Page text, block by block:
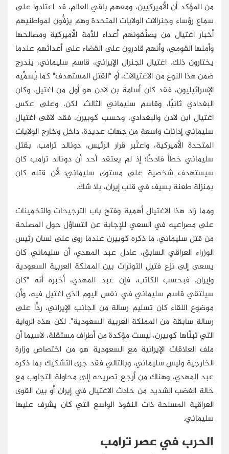
من المؤكد أن الأميركيين، ومعهم باقي العالم، قد اعتادوا على
سماع رؤساء وجنرالات الولايات المتحدة وهم يزفُّون لمواطنيهم
أخبار اغتيال من يصنِّفونهم أعداء للأمة الأميركية ومصالحها
وأمنها القومي، وأنهم قادرون على القضاء على أعدائهم عندما
يختارون ذلك. اغتيال الجنرال الإيراني، قاسم سليماني، يندرج
ضمن هذا النوع من الاغتيالات، أو "القتل المستهدف" كما يُسمِّيه
الإسرائيليون، فقد كان أسامة بن لادن هو أول من اغتيل، وكان
البغدادي ثانيًا، وقاسم سليماني الثالث. لكن، وعلى عكس
اغتيال ابن لادن والبغدادي، وحسب كوبيرن، فقد لاقى اغتيال
سليماني إدانات واسعة من جهات عديدة، داخل وخارج الولايات
المتحدة الأميركية، واعتُبر قرار الرئيس، دونالد ترامب، بقتل
سليماني خطأ فادحًا؛ إذ لم يعتقد أحد أن دونالد ترامب كان
سيستهدف شخصية على مستوى سليماني؛ لأن قتله كان
بمنزلة طعنة بسيف في قلب إيران، بلا شك.
ومما زاد هذا الاغتيال أهمية وفتح باب الترجيحات والتخمينات
على مصراعيه في السعي للإجابة عن التساؤل حول المصلحة
من قتل سليماني، ما ذكره كوبيرن عندما روى على لسان رئيس
الوزراء العراقي السابق، عادل عبد المهدي، أن سليماني كان
يسعى إلى نزع فتيل التوترات بين المملكة العربية السعودية
وإيران. فبحسب الكاتب، فإن عبد المهدي، أخبره أنه "كان
سيلتقي قاسم سليماني في نفس اليوم الذي اغتيل فيه، وأن
موضوع اللقاء كان تسليم رسالة من الجانب الإيراني، ردًّا على
رسالة سابقة من المملكة العربية السعودية". لكن هذه الرواية
التي تبنَّاها كوبيرن، ليست مؤكدة من أطراف مستقلة، لاسيما أن
ملف العلاقات الإيرانية مع السعودية هو من اختصاص وزارة
الخارجية وليس سليماني، وبالتالي فقد جرى التشكيك بما ذكره
عبد المهدي، وهناك من أرجع تصريحه إلى محاولة التجاوب مع
حالة الغضب الشديد من حادث الاغتيال في إيران أو بين القوى
العراقية المسلحة ذات النفوذ الواسع التي كان يشرف عليها
سليماني.
الحرب في عصر ترامب